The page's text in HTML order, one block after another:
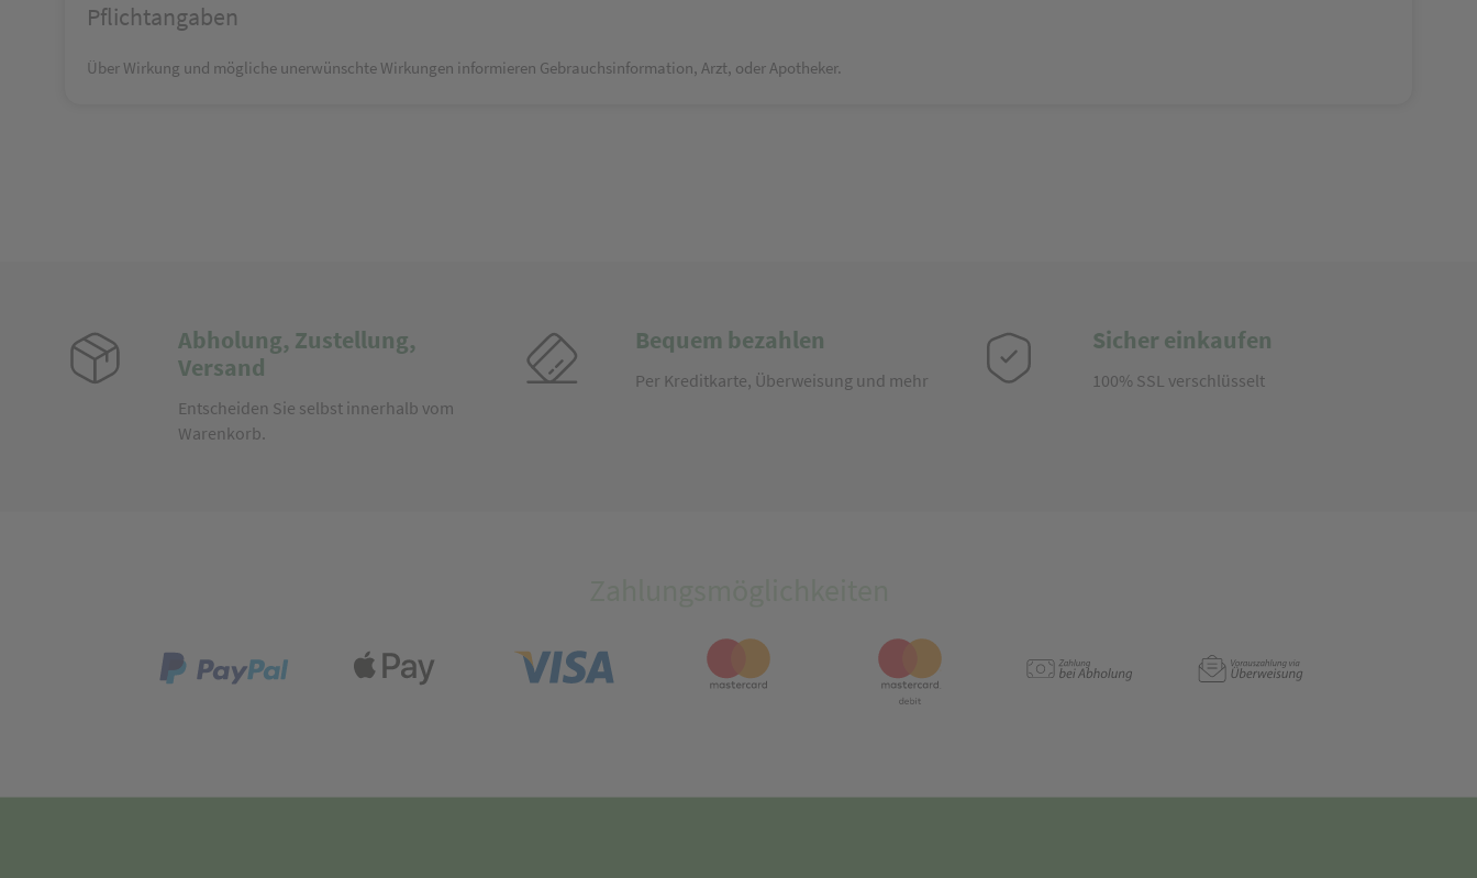
Pflichtangaben
Über Wirkung und mögliche unerwünschte Wirkungen informieren Gebrauchsinformation, Arzt, oder Apotheker.
Abholung, Zustellung,
Versand
Entscheiden Sie selbst innerhalb vom
Warenkorb.
Bequem bezahlen
Per Kreditkarte, Überweisung und mehr
Sicher einkaufen
100% SSL verschlüsselt